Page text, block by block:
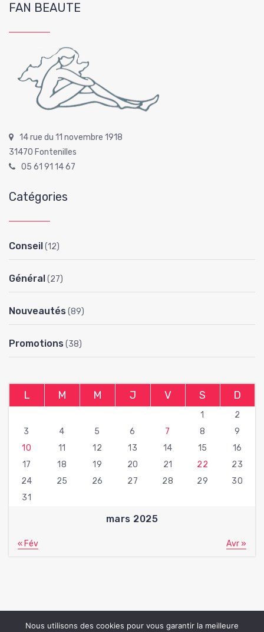
FAN BEAUTE
14 rue du 11 novembre 1918
31470 Fontenilles
05 61 91 14 67
Catégories
Conseil (12)
Général (27)
Nouveautés(89)
Promotions(38)
mars 2025
L M M J V S D
1
2
3
4 5 6 7 8
9
10
11 12 13 14 15
16
17
18 19 20 21 22
23
24
25 26 27 28 29
30
31
« Fév Avr »
Nous utilisons des cookies pour vous garantir la meilleure